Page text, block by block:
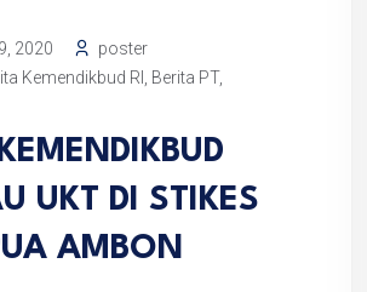
2020
poster
Kemendikbud RI Berita PT,
UKT DI STIKES
AMBON